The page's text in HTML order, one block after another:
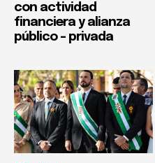
con actividad
financiera y alianza
público – privada